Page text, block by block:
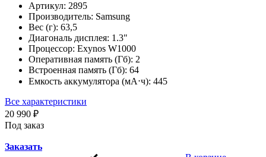
Артикул: 2895
Производитель: Samsung
Вес (г): 63,5
Диагональ дисплея: 1.3"
Процессор: Exynos W1000
Оперативная память (Гб): 2
Встроенная память (Гб): 64
Емкость аккумулятора (мА⋅ч): 445
Все характеристики
20 990 ₽
Под заказ
Заказать